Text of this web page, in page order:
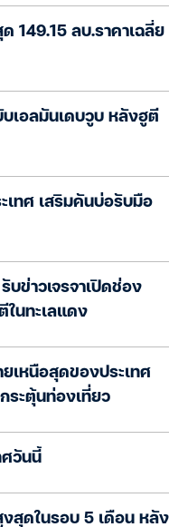
149.15 ลบ.ราคาเฉลี่ย
เอลมันเดบวูบ หลังฮูตี
เทศ เสริมคันบ่อรับมือ
บข่าวเจรจาเปิดช่อง
นทะเลแดง
เหนือสุดของประเทศ
ระตุ้นท่องเที่ยว
ศวันนี้
งสุดในรอบ 5 เดือน หลัง